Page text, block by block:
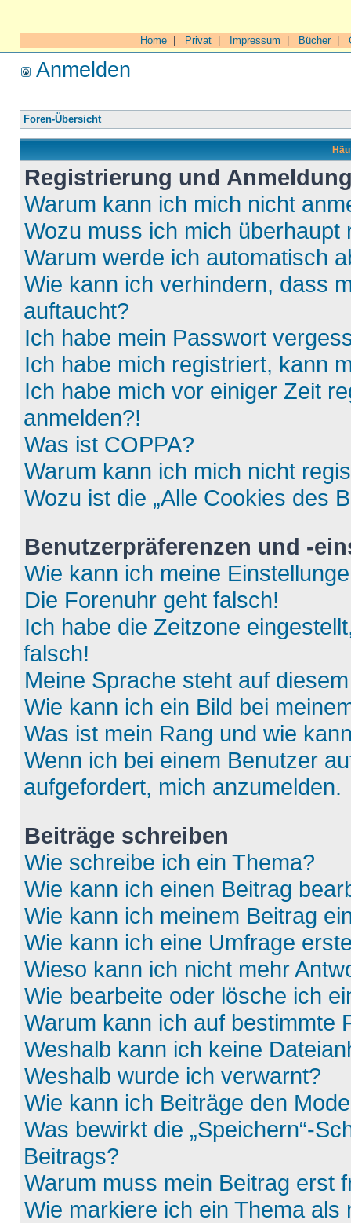
Home Privat Impressum Bücher|
Anmelden
Foren-Übersicht
Registrierung und
Warum kann ich mich nicht
Wozu muss ich mich überhaupt
Warum werde ich automatisch
Wie kann ich verhindern, dass
auftaucht?
Ich habe mein Passwort
Ich habe mich registriert, kann
Ich habe mich vor einiger Zeit
anmelden?!
Was ist COPPA?
Warum kann ich mich nicht
Wozu ist die „Alle Cookies des
Benutzerpräferenzen und -
Wie kann ich meine
Die Forenuhr geht falsch!
Ich habe die Zeitzone
falsch!
Meine Sprache steht auf
Wie kann ich ein Bild bei
Was ist mein Rang und wie
Wenn ich bei einem Benutzer
aufgefordert, mich anzumelden.
Beiträge schreiben
Wie schreibe ich ein Thema?
Wie kann ich einen Beitrag
Wie kann ich meinem Beitrag
Wie kann ich eine Umfrage
Wieso kann ich nicht mehr
Wie bearbeite oder lösche ich
Warum kann ich auf bestimmte
Weshalb kann ich keine
Weshalb wurde ich verwarnt?
Wie kann ich Beiträge den
Was bewirkt die „Speichern“-
Beitrags?
Warum muss mein Beitrag erst
Wie markiere ich ein Thema als